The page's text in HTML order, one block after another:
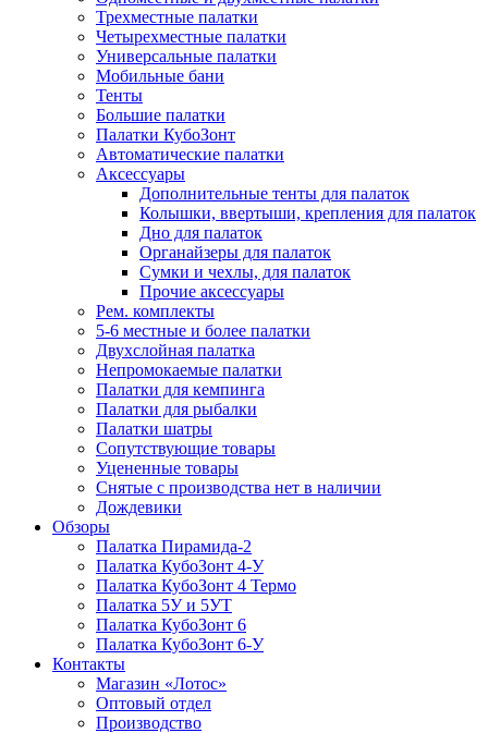
Трехместные палатки
Четырехместные палатки
Универсальные палатки
Мобильные бани
Тенты
Большие палатки
Палатки КубоЗонт
Автоматические палатки
Аксессуары
Дополнительные тенты для палаток
Колышки, ввертыши, крепления для палаток
Дно для палаток
Органайзеры для палаток
Сумки и чехлы, для палаток
Прочие аксессуары
Рем. комплекты
5-6 местные и более палатки
Двухслойная палатка
Непромокаемые палатки
Палатки для кемпинга
Палатки для рыбалки
Палатки шатры
Сопутствующие товары
Уцененные товары
Снятые с производства нет в наличии
Дождевики
Обзоры
Палатка Пирамида-2
Палатка КубоЗонт 4-У
Палатка КубоЗонт 4 Термо
Палатка 5У и 5УТ
Палатка КубоЗонт 6
Палатка КубоЗонт 6-У
Контакты
Магазин «Лотос»
Оптовый отдел
Производство